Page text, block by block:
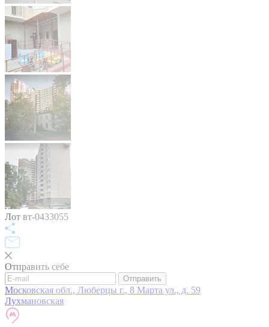
Лот вт-0433055
Отправить себе
Отправить
Московская обл., Люберцы г., 8 Марта ул., д. 59
Лухмановская